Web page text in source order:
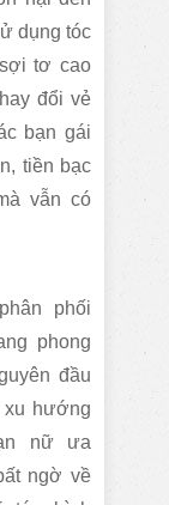
dụng tóc
tơ cao
đổi vẻ
bạn gái
tiền bạc
vẫn có
phối
phong
đầu
hướng
nữ ưa
ngờ về